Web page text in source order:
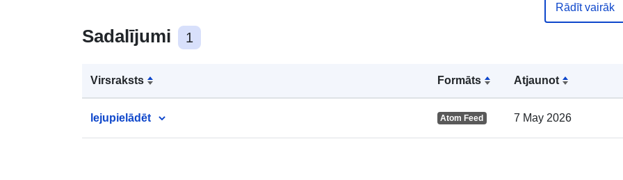
Sadalījumi 1
Virsraksts Formāts Atjaunot
lejupielādēt Atom Feed 7 May 2026
Ģeogrāfiskā
Rādīt vairāk